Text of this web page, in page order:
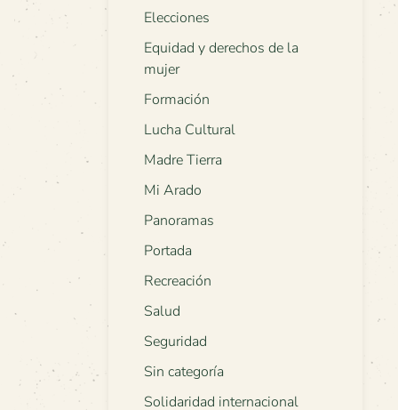
Elecciones
Equidad y derechos de la
mujer
Formación
Lucha Cultural
Madre Tierra
Mi Arado
Panoramas
Portada
Recreación
Salud
Seguridad
Sin categoría
Solidaridad internacional